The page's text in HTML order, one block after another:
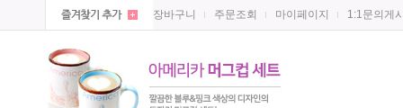
장바구니 주문조회 마이페이지 1:1문의게